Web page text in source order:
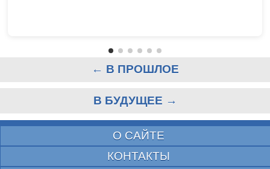
← В ПРОШЛОЕ
В БУДУЩЕЕ →
О САЙТЕ
КОНТАКТЫ